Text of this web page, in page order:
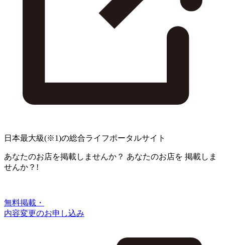
日本最大級(※1)の総合ライフポータルサイト
あなたのお店を掲載しませんか？ あなたのお店を 掲載しま
せんか？!
無料掲載・
内容変更のお申し込み